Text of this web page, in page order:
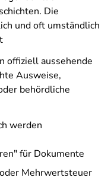
Die
und oft umständlich
offiziell aussehende
Ausweise,
behördliche
werden
für Dokumente
Mehrwertsteuer